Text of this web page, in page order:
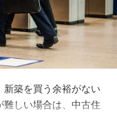
新築を買う余裕がない
難しい場合は、中古住